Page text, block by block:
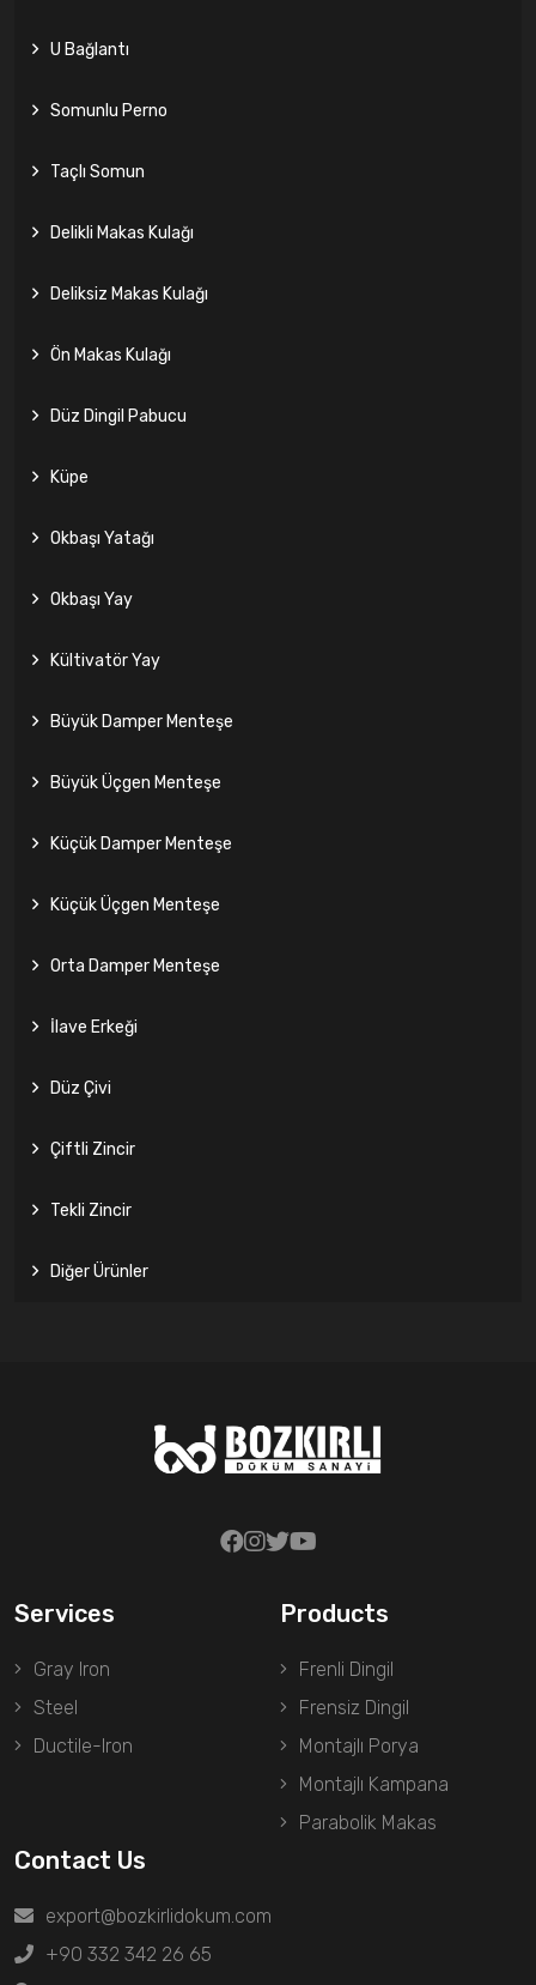
U Bağlantı
Somunlu Perno
Taçlı Somun
Delikli Makas Kulağı
Deliksiz Makas Kulağı
Ön Makas Kulağı
Düz Dingil Pabucu
Küpe
Okbaşı Yatağı
Okbaşı Yay
Kültivatör Yay
Büyük Damper Menteşe
Büyük Üçgen Menteşe
Küçük Damper Menteşe
Küçük Üçgen Menteşe
Orta Damper Menteşe
İlave Erkeği
Düz Çivi
Çiftli Zincir
Tekli Zincir
Diğer Ürünler
Services
Gray Iron
Steel
Ductile-Iron
Products
Frenli Dingil
Frensiz Dingil
Montajlı Porya
Montajlı Kampana
Parabolik Makas
Contact Us
export@bozkirlidokum.com
+90 332 342 26 65